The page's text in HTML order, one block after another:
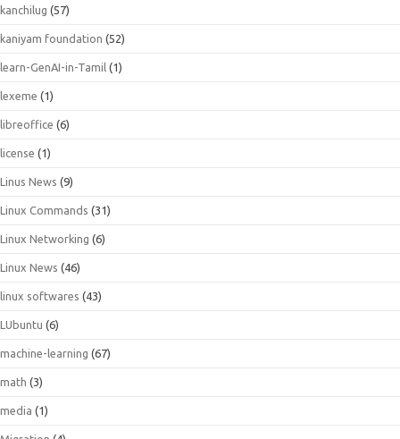
kanchilug (57)
kaniyam foundation (52)
learn-GenAI-in-Tamil (1)
lexeme (1)
libreoffice (6)
license (1)
Linus News (9)
Linux Commands (31)
Linux Networking (6)
Linux News (46)
linux softwares (43)
LUbuntu (6)
machine-learning (67)
math (3)
media (1)